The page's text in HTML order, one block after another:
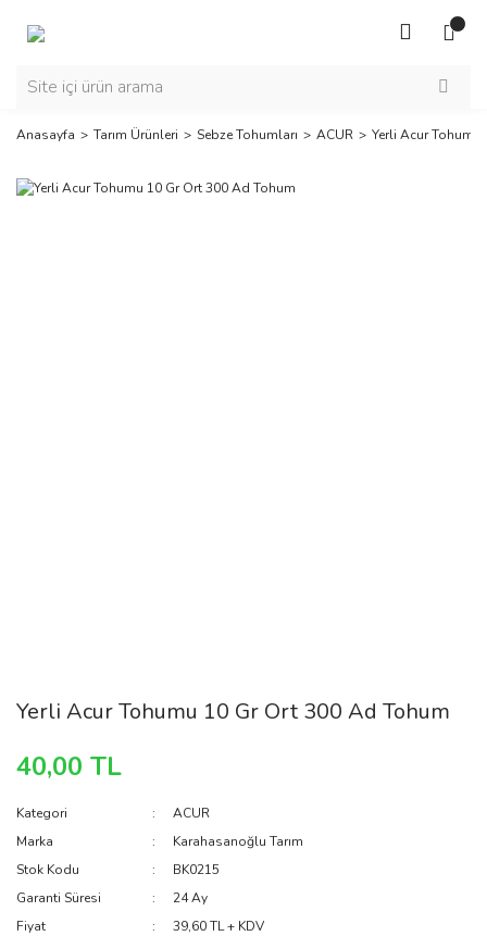
Anasayfa Tarım Ürünleri Sebze Tohumları ACUR Yerli Acur
Yerli Acur Tohumu 10 Gr Ort 300 Ad Tohum
40,00 TL
Kategori
ACUR
Marka
Karahasanoğlu Tarım
Stok Kodu
BK0215
Garanti Süresi
24 Ay
Fiyat
39,60 TL + KDV